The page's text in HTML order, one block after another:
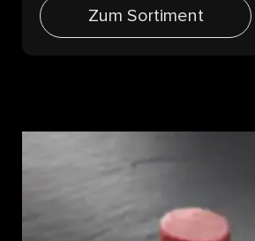
Zum Sortiment